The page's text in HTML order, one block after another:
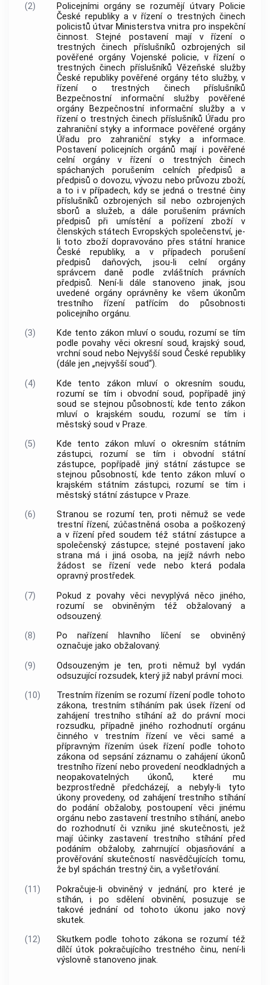
(2)
Policejními orgányse rozumějí útvary Policie
České republiky a v řízení o trestných činech
policistů útvar Ministerstva vnitra pro inspekční
činnost. Stejné postavení mají v řízení o
trestných činech příslušníků ozbrojených sil
pověřené orgány Vojenské policie, v řízení o
trestných činech příslušníkůVězeňské služby
České republiky pověřené orgány této služby, v
řízení o trestných činech příslušníků
Bezpečnostní informační služby pověřené
orgány Bezpečnostní informační služby a v
řízení o trestných činech příslušníků Úřadu pro
zahraniční styky a informace pověřené orgány
Úřadu pro zahraniční styky a informace.
Postavení policejních orgánů mají i pověřené
celní orgány v řízení o trestných činech
spáchaných porušením celních předpisů a
předpisů o dovozu, vývozu nebo průvozu zboží,
a to i v případech, kdy se jedná o trestné činy
příslušníků ozbrojených sil nebo ozbrojených
sborů a služeb, a dále porušením právních
předpisů při umístění a pořízení zboží v
členských státech Evropských společenství, je-
li toto zboží dopravováno přes státní hranice
České republiky, a v případech porušení
předpisů daňových, jsou-li celní orgány
správcem daně podle zvláštních právních
předpisů. Není-li dále stanoveno jinak, jsou
uvedené orgány oprávněny ke všem úkonům
trestního řízenípatřícím do působnosti
policejního orgánu.
(3)
Kde tento zákon mluví o soudu, rozumí se tím
podle povahy věci okresní soud, krajský soud,
vrchní soud nebo Nejvyšší soud České republiky
(dále jen „nejvyšší soud“).
(4)
Kde tento zákon mluví o okresním soudu,
rozumí se tím i obvodní soud, popřípadě jiný
soud se stejnou působností; kde tento zákon
mluví o krajském soudu, rozumí se tím i
městský soud v Praze.
(5)
Kde tento zákon mluví o okresním státním
zástupci, rozumí se tím i obvodní státní
zástupce, popřípadě jiný státní zástupce se
stejnou působností, kde tento zákon mluví o
krajském státním zástupci, rozumí se tím i
městský státní zástupce v Praze.
(6)
Stranou se rozumí ten, proti němuž se vede
trestní řízení, zúčastněná osoba a poškozený
a v řízení před soudem též státní zástupce a
společenský zástupce; stejné postavení jako
stranamá i jiná osoba, na jejíž návrh nebo
žádost se řízení vede nebo která podala
opravný prostředek.
(7)
Pokud z povahy věci nevyplývá něco jiného,
rozumí se obviněným též obžalovaný a
odsouzený.
(8)
Po nařízení hlavního líčení se obviněný
označuje jako obžalovaný.
(9)
Odsouzeným je ten, proti němuž byl vydán
odsuzující rozsudek, který již nabyl právní moci.
(10)
Trestním řízením se rozumí řízení podle tohoto
zákona, trestním stíháním pak úsek řízení od
zahájení trestního stíhání až do právní moci
rozsudku, případně jiného rozhodnutí orgánu
činného v trestním řízeníve věci samé a
přípravným řízením úsek řízení podle tohoto
zákona od sepsání záznamu o zahájení úkonů
trestního řízenínebo provedení neodkladných a
neopakovatelných úkonů, které mu
bezprostředně předcházejí, a nebyly-li tyto
úkony provedeny, od zahájení trestního stíhání
do podání obžaloby, postoupení věci jinému
orgánu nebo zastavení trestního stíhání, anebo
do rozhodnutí či vzniku jiné skutečnosti, jež
mají účinky zastavení trestního stíhání před
podáním obžaloby, zahrnující objasňování a
prověřování skutečností nasvědčujících tomu,
že byl spáchán trestný čin, a vyšetřování.
(11)
Pokračuje-li obviněný v jednání, pro které je
stíhán, i po sdělení obvinění, posuzuje se
takové jednání od tohoto úkonu jako nový
skutek.
(12)
Skutkem podle tohoto zákona se rozumí též
dílčí útok pokračujícího trestného činu, není-li
výslovně stanoveno jinak.